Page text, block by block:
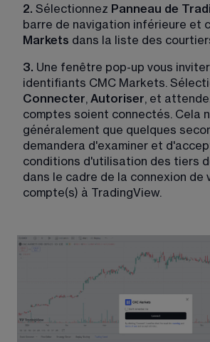
2. Sélectionnez Panneau de
barre de navigation inférieure et
Markets dans la liste des
3. Une fenêtre pop-up vous
identifiants CMC Markets.
Connecter, Autoriser, et
comptes soient connectés. Cela
généralement que quelques
demandera d'examiner et
conditions d'utilisation des tiers
dans le cadre de la connexion de
compte(s) à TradingView.